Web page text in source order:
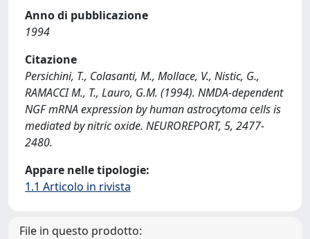
Anno di pubblicazione
1994
Citazione
Persichini, T., Colasanti, M., Mollace, V., Nistic, G.,
RAMACCI M., T., Lauro, G.M. (1994). NMDA-dependent
NGF mRNA expression by human astrocytoma cells is
mediated by nitric oxide. NEUROREPORT, 5, 2477-
2480.
Appare nelle tipologie:
1.1 Articolo in rivista
File in questo prodotto: